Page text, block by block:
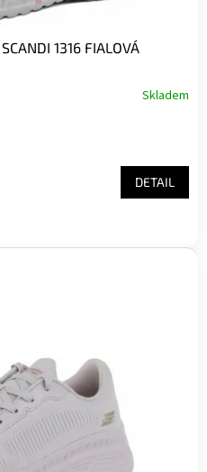
1316 FIALOVÁ
Skladem
DETAIL